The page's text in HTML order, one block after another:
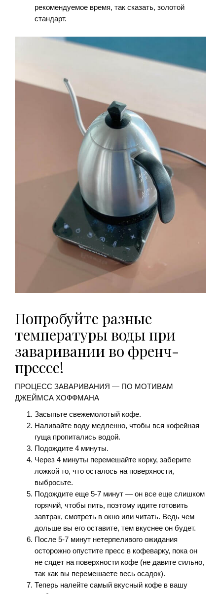
рекомендуемое время, так сказать, золотой
стандарт.
Попробуйте разные
температуры воды при
заваривании во френч-
прессе!
ПРОЦЕСС ЗАВАРИВАНИЯ — ПО МОТИВАМ
ДЖЕЙМСА ХОФФМАНА
Засыпьте свежемолотый кофе.
Наливайте воду медленно, чтобы вся кофейная
гуща пропитались водой.
Подождите 4 минуты.
Через 4 минуты перемешайте корку, заберите
ложкой то, что осталось на поверхности,
выбросьте.
Подождите еще 5-7 минут — он все еще слишком
горячий, чтобы пить, поэтому идите готовить
завтрак, смотреть в окно или читать. Ведь чем
дольше вы его оставите, тем вкуснее он будет.
После 5-7 минут нетерпеливого ожидания
осторожно опустите пресс в кофеварку, пока он
не сядет на поверхности кофе (не давите сильно,
так как вы перемешаете весь осадок).
Теперь налейте самый вкусный кофе в вашу